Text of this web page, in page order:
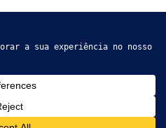
mais
VÁLEGA © 2019
BYTHEMEZAA.